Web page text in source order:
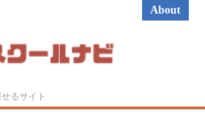
About
るサイト